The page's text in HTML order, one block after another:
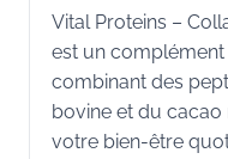
Vital Proteins –
est un
combinant des
bovine et du
votre bien-être